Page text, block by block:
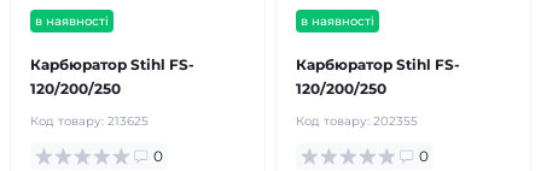
в наявності
Карбюратор Stihl FS-
120/200/250
Код товару: 213625
0
в наявності
Карбюратор Stihl FS-
120/200/250
Код товару: 202355
0